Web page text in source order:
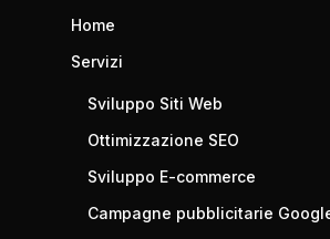
Home
Servizi
Sviluppo Siti Web
Ottimizzazione SEO
Sviluppo E-commerce
Campagne pubblicitarie